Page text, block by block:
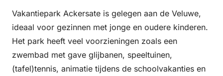
Vakantiepark Ackersate is gelegen aan de Veluwe,
ideaal voor gezinnen met jonge en oudere kinderen.
Het park heeft veel voorzieningen zoals een
zwembad met gave glijbanen, speeltuinen,
(tafel)tennis, animatie tijdens de schoolvakanties en